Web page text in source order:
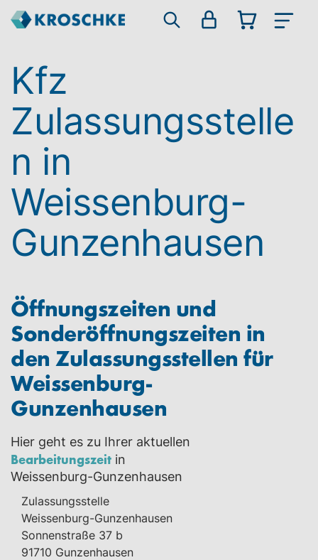
Kfz
Zulassungsstelle
n in
Weissenburg-
Gunzenhausen
Öffnungszeiten und
Sonderöffnungszeiten in
den Zulassungsstellen für
Weissenburg-
Gunzenhausen
Hier geht es zu Ihrer aktuellen
Bearbeitungszeit in
Weissenburg-Gunzenhausen
Zulassungsstelle
Weissenburg-Gunzenhausen
Sonnenstraße 37 b
91710 Gunzenhausen